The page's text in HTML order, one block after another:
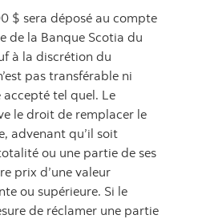
$ sera déposé au compte
de la Banque Scotia du
à la discrétion du
pas transférable ni
tel quel. Le
le droit de remplacer le
advenant qu’il soit
ou une partie de ses
prix d’une valeur
ou supérieure. Si le
de réclamer une partie